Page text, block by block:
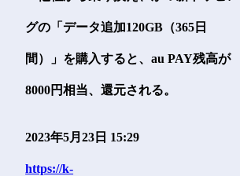
グの「データ追加120GB（365日
間）」を購入すると、au PAY残高が
8000円相当、還元される。
2023年5月23日 15:29
https://k-